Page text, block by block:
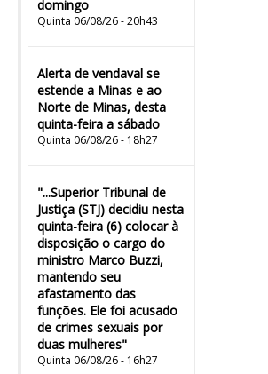
domingo
Quinta 06/08/26 - 20h43
Alerta de vendaval se
estende a Minas e ao
Norte de Minas, desta
quinta-feira a sábado
Quinta 06/08/26 - 18h27
"...Superior Tribunal de
Justiça (STJ) decidiu nesta
quinta-feira (6) colocar à
disposição o cargo do
ministro Marco Buzzi,
mantendo seu
afastamento das
funções. Ele foi acusado
de crimes sexuais por
duas mulheres"
Quinta 06/08/26 - 16h27